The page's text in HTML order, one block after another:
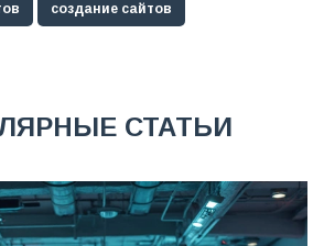
создание сайтов
СТАТЬИ